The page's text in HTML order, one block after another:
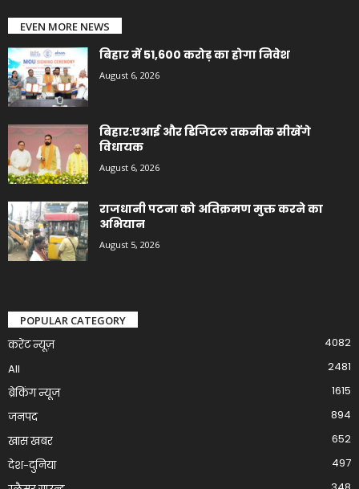
EVEN MORE NEWS
बिहार में 51,600 करोड़ का होगा निवेश
August 6, 2026
बिहार:एआई और डिजिटल तकनीक सीखेंगे
विधायक
August 6, 2026
राजधानी पटना को अतिक्रमण मुक्त करने का
अभियान
August 5, 2026
POPULAR CATEGORY
करेंट न्यूज़
4082
All
2481
ब्रेकिंग न्यूज
1615
जनपद
894
खास खबर
652
देश-दुनिया
497